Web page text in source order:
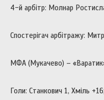
4-й арбітр: Молнар
Спостерігач арбітражу:
МФА (Мукачево) –
Голи: Станкович 1, Хміль